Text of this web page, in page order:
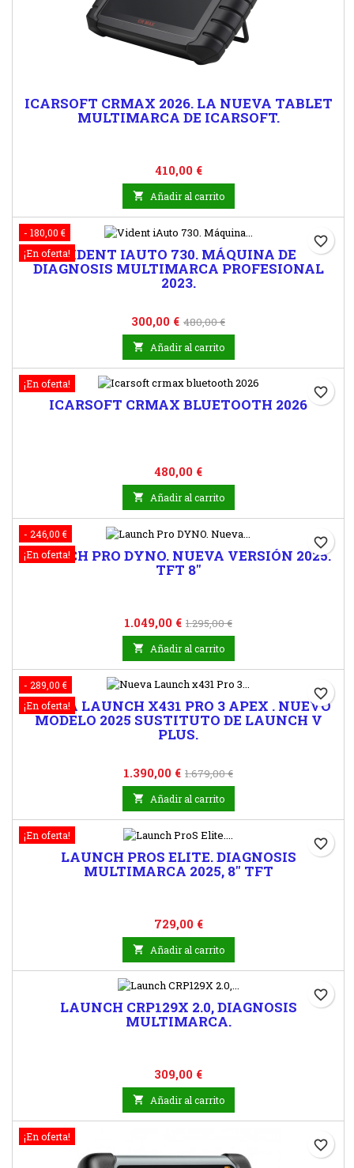
ICARSOFT CRMAX 2026. LA NUEVA TABLET
MULTIMARCA DE ICARSOFT.
Precio
410,00 €
 Añadir al carrito
- 180,00 €
¡En oferta!VIDENT IAUTO 730. MÁQUINA DE
DIAGNOSIS MULTIMARCA PROFESIONAL
2023.
Precio
300,00 € Precio
base
480,00 €
 Añadir al carrito
favorite_border
¡En oferta!
ICARSOFT CRMAX BLUETOOTH 2026
Precio
480,00 €
 Añadir al carrito
favorite_border
- 246,00 €
¡En oferta!
LAUNCH PRO DYNO. NUEVA VERSIÓN 2025.
TFT 8"
Precio
1.049,00 € Precio
base
1.295,00 €
 Añadir al carrito
favorite_border
- 289,00 €
¡En oferta!
NUEVA LAUNCH X431 PRO 3 APEX . NUEVO
MODELO 2025 SUSTITUTO DE LAUNCH V
PLUS.
Precio
1.390,00 € Precio
base
1.679,00 €
 Añadir al carrito
favorite_border
¡En oferta!
LAUNCH PROS ELITE. DIAGNOSIS
MULTIMARCA 2025, 8" TFT
Precio
729,00 €
 Añadir al carrito
favorite_border
LAUNCH CRP129X 2.0, DIAGNOSIS
MULTIMARCA.
Precio
309,00 €
 Añadir al carrito
favorite_border
¡En oferta!
favorite_border